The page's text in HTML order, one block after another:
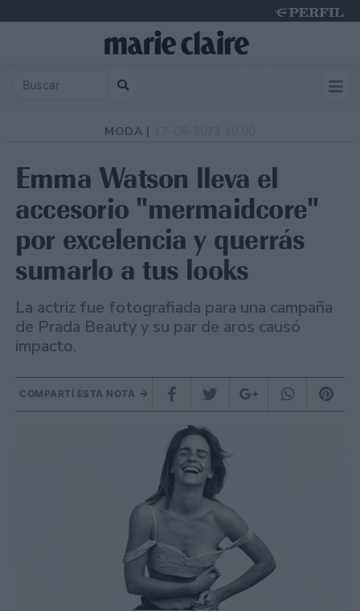
MODA |
Emma Watson lleva el
accesorio "mermaidcore"
por excelencia y querrás
sumarlo a tus looks
La actriz fue fotografiada para una campaña
de Prada Beauty y su par de aros causó
impacto.
COMPARTÍ ESTA NOTA